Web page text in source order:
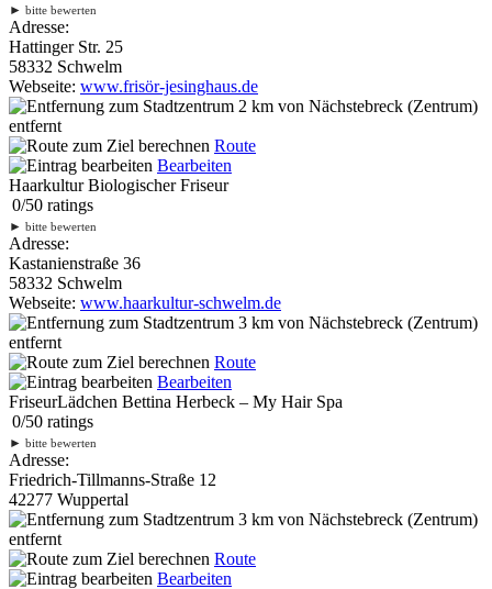
► bitte bewerten
Adresse:
Hattinger Str. 25
58332 Schwelm
Webseite: www.frisör-jesinghaus.de
2 km von Nächstebreck (Zentrum)
entfernt
Route
Bearbeiten
Haarkultur Biologischer Friseur
0/50 ratings
► bitte bewerten
Adresse:
Kastanienstraße 36
58332 Schwelm
Webseite: www.haarkultur-schwelm.de
3 km von Nächstebreck (Zentrum)
entfernt
Route
Bearbeiten
FriseurLädchen Bettina Herbeck – My Hair Spa
0/50 ratings
► bitte bewerten
Adresse:
Friedrich-Tillmanns-Straße 12
42277 Wuppertal
3 km von Nächstebreck (Zentrum)
entfernt
Route
Bearbeiten